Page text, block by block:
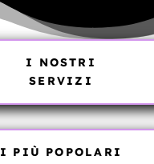
I NOSTRI
SERVIZI
I PIÙ POPOLARI